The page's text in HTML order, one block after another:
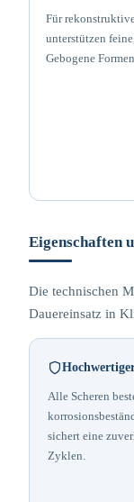
Für
unterstützen
Gebogene
Eigenschaften
Die technischen
Dauereinsatz in
Alle Scheren
sichert eine
Zyklen.